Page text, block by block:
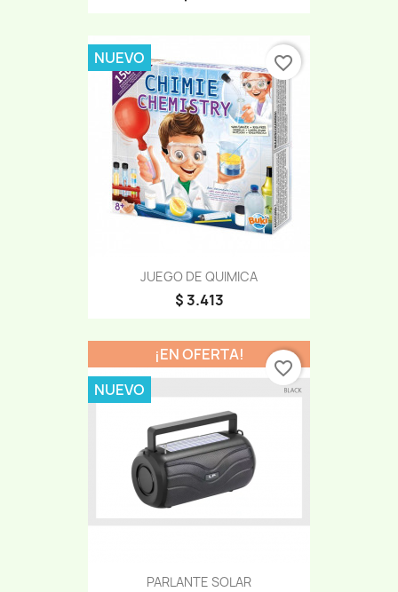
JUEGO DE QUIMICA
$ 3.413
NUEVO favorite_border
PARLANTE SOLAR
¡EN OFERTA!
NUEVO
favorite_border